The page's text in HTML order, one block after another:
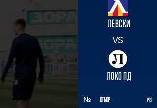
ЛЕВСКИ
VS
ЛОКО ПД
№ ОТБОР PTS